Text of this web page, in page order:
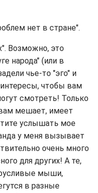
нет в стране".
Возможно, это
народа" (или в
чье-то "эго" и
чтобы вам
смотреть! Только
мешает, имеет
услышать мое
у меня вызывает
очень много
для других! А те,
мыши,
в разные